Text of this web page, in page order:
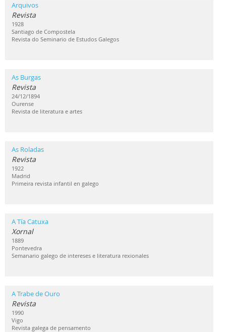
Arquivos
Revista
1928
Santiago de Compostela
Revista do Seminario de Estudos Galegos
As Burgas
Revista
24/12/1894
Ourense
Revista de literatura e artes
As Roladas
Revista
1922
Madrid
Primeira revista infantil en galego
A Tía Catuxa
Xornal
1889
Pontevedra
Semanario galego de intereses e literatura rexionales
A Trabe de Ouro
Revista
1990
Vigo
Revista galega de pensamento